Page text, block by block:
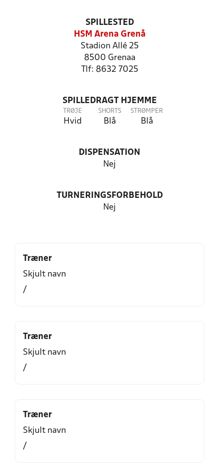
SPILLESTED
HSM Arena Grenå
Stadion Allé 25
8500 Grenaa
Tlf: 8632 7025
SPILLEDRAGT HJEMME
TRØJE
Hvid
SHORTS
Blå
STRØMPER
Blå
DISPENSATION
Nej
TURNERINGSFORBEHOLD
Nej
Træner
Skjult navn
/
Træner
Skjult navn
/
Træner
Skjult navn
/